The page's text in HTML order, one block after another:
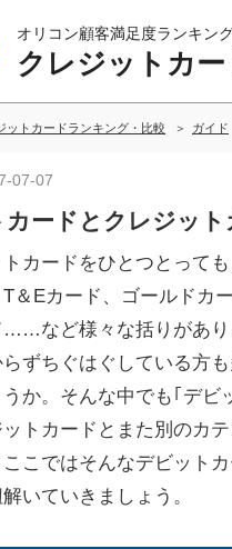
オリコン顧客満足度ランキン
クレジットカー
ットカードランキング・比較 ガイド
07-07
カードとクレジット
カードをひとつとって
T＆Eカード、ゴールドカ
……など様々な括りがあり
ずちぐはぐしている方
か。そんな中でも｢デビ
トカードとまた別のカ
ここではそんなデビット
いていきましょう。